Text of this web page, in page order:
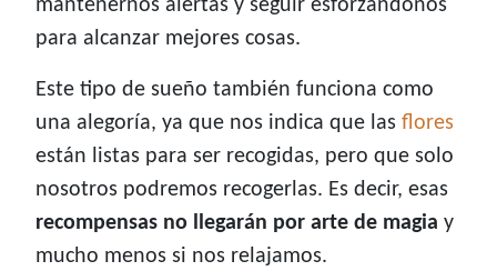
mantenernos alertas y seguir esforzándonos
para alcanzar mejores cosas.
Este tipo de sueño también funciona como
una alegoría, ya que nos indica que las flores
están listas para ser recogidas, pero que solo
nosotros podremos recogerlas. Es decir, esas
recompensas no llegarán por arte de magia y
mucho menos si nos relajamos.